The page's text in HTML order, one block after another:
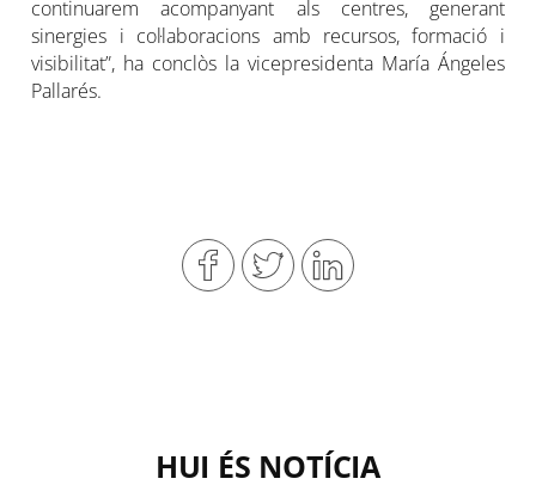
continuarem acompanyant als centres, generant
sinergies i col·laboracions amb recursos, formació i
visibilitat”, ha conclòs la vicepresidenta María Ángeles
Pallarés.
HUI ÉS NOTÍCIA